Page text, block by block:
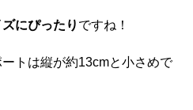
にぴったり ですね！
トは縦が約13cmと小さめで